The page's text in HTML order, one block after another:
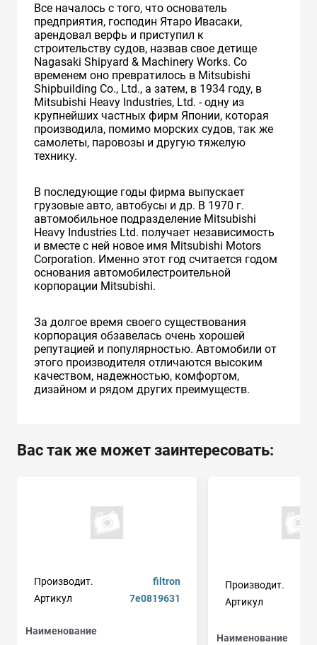
Все началось с того, что основатель
предприятия, господин Ятаро Ивасаки,
арендовал верфь и приступил к
строительству судов, назвав свое детище
Nagasaki Shipyard & Machinery Works. Со
временем оно превратилось в Mitsubishi
Shipbuilding Co., Ltd., а затем, в 1934 году, в
Mitsubishi Heavy Industries, Ltd. - одну из
крупнейших частных фирм Японии, которая
производила, помимо морских судов, так же
самолеты, паровозы и другую тяжелую
технику.
В последующие годы фирма выпускает
грузовые авто, автобусы и др. В 1970 г.
автомобильное подразделение Mitsubishi
Heavy Industries Ltd. получает независимость
и вместе с ней новое имя Mitsubishi Motors
Corporation. Именно этот год считается годом
основания автомобилестроительной
корпорации Mitsubishi.
За долгое время своего существования
корпорация обзавелась очень хорошей
репутацией и популярностью. Автомобили от
этого производителя отличаются высоким
качеством, надежностью, комфортом,
дизайном и рядом других преимуществ.
Вас так же может заинтересовать:
Производит.
filtron
Артикул
7e0819631
Наименование
Производит.
Артикул
Наименование